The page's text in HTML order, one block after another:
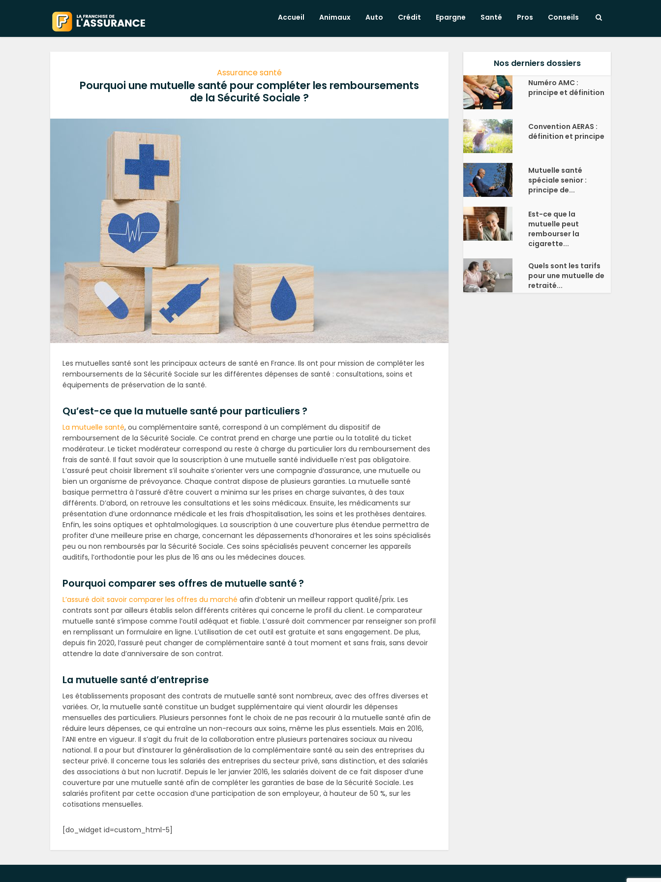
Accueil Animaux Auto Crédit Epargne Santé Pros Conseils
Assurance santé
Pourquoi une mutuelle santé pour compléter les remboursements
de la Sécurité Sociale ?
Les mutuelles santé sont les principaux acteurs de santé en France. Ils ont pour mission de compléter les
remboursements de la Sécurité Sociale sur les différentes dépenses de santé : consultations, soins et
équipements de préservation de la santé.
Qu’est-ce que la mutuelle santé pour particuliers ?
La mutuelle santé, ou complémentaire santé, correspond à un complément du dispositif de
remboursement de la Sécurité Sociale. Ce contrat prend en charge une partie ou la totalité du ticket
modérateur. Le ticket modérateur correspond au reste à charge du particulier lors du remboursement des
frais de santé. Il faut savoir que la souscription à une mutuelle santé individuelle n’est pas obligatoire.
L’assuré peut choisir librement s’il souhaite s’orienter vers une compagnie d’assurance, une mutuelle ou
bien un organisme de prévoyance. Chaque contrat dispose de plusieurs garanties. La mutuelle santé
basique permettra à l’assuré d’être couvert a minima sur les prises en charge suivantes, à des taux
différents. D’abord, on retrouve les consultations et les soins médicaux. Ensuite, les médicaments sur
présentation d’une ordonnance médicale et les frais d’hospitalisation, les soins et les prothèses dentaires.
Enfin, les soins optiques et ophtalmologiques. La souscription à une couverture plus étendue permettra de
profiter d’une meilleure prise en charge, concernant les dépassements d’honoraires et les soins spécialisés
peu ou non remboursés par la Sécurité Sociale. Ces soins spécialisés peuvent concerner les appareils
auditifs, l’orthodontie pour les plus de 16 ans ou les médecines douces.
Pourquoi comparer ses offres de mutuelle santé ?
L’assuré doit savoir comparer les offres du marché afin d’obtenir un meilleur rapport qualité/prix. Les
contrats sont par ailleurs établis selon différents critères qui concerne le profil du client. Le comparateur
mutuelle santé s’impose comme l’outil adéquat et fiable. L’assuré doit commencer par renseigner son profil
en remplissant un formulaire en ligne. L’utilisation de cet outil est gratuite et sans engagement. De plus,
depuis fin 2020, l’assuré peut changer de complémentaire santé à tout moment et sans frais, sans devoir
attendre la date d’anniversaire de son contrat.
La mutuelle santé d’entreprise
Les établissements proposant des contrats de mutuelle santé sont nombreux, avec des offres diverses et
variées. Or, la mutuelle santé constitue un budget supplémentaire qui vient alourdir les dépenses
mensuelles des particuliers. Plusieurs personnes font le choix de ne pas recourir à la mutuelle santé afin de
réduire leurs dépenses, ce qui entraîne un non-recours aux soins, même les plus essentiels. Mais en 2016,
l’ANI entre en vigueur. Il s’agit du fruit de la collaboration entre plusieurs partenaires sociaux au niveau
national. Il a pour but d’instaurer la généralisation de la complémentaire santé au sein des entreprises du
secteur privé. Il concerne tous les salariés des entreprises du secteur privé, sans distinction, et des salariés
des associations à but non lucratif. Depuis le 1er janvier 2016, les salariés doivent de ce fait disposer d’une
couverture par une mutuelle santé afin de compléter les garanties de base de la Sécurité Sociale. Les
salariés profitent par cette occasion d’une participation de son employeur, à hauteur de 50 %, sur les
cotisations mensuelles.
[do_widget id=custom_html-5]
Nos derniers dossiers
Numéro AMC :
principe et définition
Convention AERAS :
définition et principe
Mutuelle santé
spéciale senior :
principe de...
Est-ce que la
mutuelle peut
rembourser la
cigarette...
Quels sont les tarifs
pour une mutuelle de
retraité...